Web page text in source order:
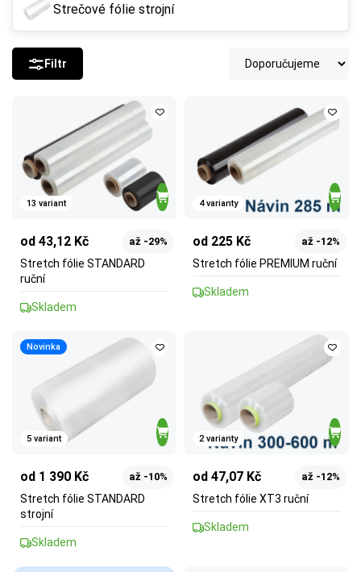
Strečové fólie strojní
Filtr
13 variant
od 43,12 Kč až -29%
Stretch fólie STANDARD
ruční
Skladem
4 varianty
od 225 Kč až -12%
Stretch fólie PREMIUM ruční
Skladem
Novinka
5 variant
od 1 390 Kč až -10%
Stretch fólie STANDARD
strojní
Skladem
2 varianty
od 47,07 Kč až -12%
Stretch fólie XT3 ruční
Skladem